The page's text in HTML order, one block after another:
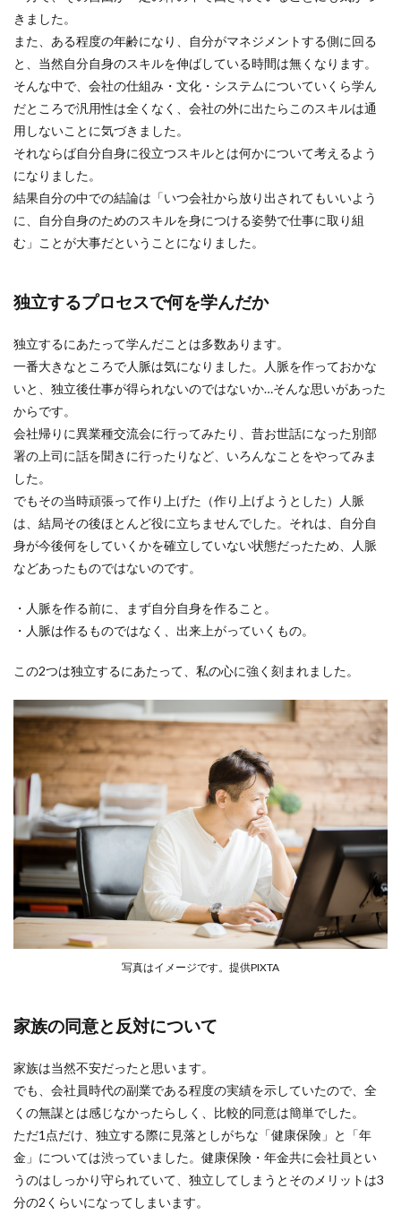
きました。
また、ある程度の年齢になり、自分がマネジメントする側に回る
と、当然自分自身のスキルを伸ばしている時間は無くなります。
そんな中で、会社の仕組み・文化・システムについていくら学ん
だところで汎用性は全くなく、会社の外に出たらこのスキルは通
用しないことに気づきました。
それならば自分自身に役立つスキルとは何かについて考えるよう
になりました。
結果自分の中での結論は「いつ会社から放り出されてもいいよう
に、自分自身のためのスキルを身につける姿勢で仕事に取り組
む」ことが大事だということになりました。
独立するプロセスで何を学んだか
独立するにあたって学んだことは多数あります。
一番大きなところで人脈は気になりました。人脈を作っておかな
いと、独立後仕事が得られないのではないか…そんな思いがあった
からです。
会社帰りに異業種交流会に行ってみたり、昔お世話になった別部
署の上司に話を聞きに行ったりなど、いろんなことをやってみま
した。
でもその当時頑張って作り上げた（作り上げようとした）人脈
は、結局その後ほとんど役に立ちませんでした。それは、自分自
身が今後何をしていくかを確立していない状態だったため、人脈
などあったものではないのです。
・人脈を作る前に、まず自分自身を作ること。
・人脈は作るものではなく、出来上がっていくもの。
この2つは独立するにあたって、私の心に強く刻まれました。
写真はイメージです。提供PIXTA
家族の同意と反対について
家族は当然不安だったと思います。
でも、会社員時代の副業である程度の実績を示していたので、全
くの無謀とは感じなかったらしく、比較的同意は簡単でした。
ただ1点だけ、独立する際に見落としがちな「健康保険」と「年
金」については渋っていました。健康保険・年金共に会社員とい
うのはしっかり守られていて、独立してしまうとそのメリットは3
分の2くらいになってしまいます。